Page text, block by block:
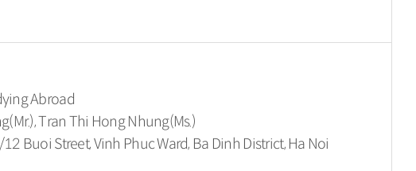
Abroad
Tran Thi Hong Nhung(Ms.)
Buoi Street, Vinh Phuc Ward, Ba Dinh District, Ha Noi